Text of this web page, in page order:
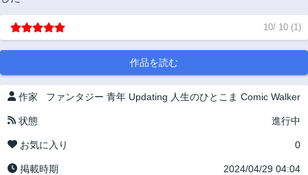
10/ 10 (1)
作品を読む
作家 ファンタジー 青年 Updating 人生のひとこま Comic Walker
状態 進行中
お気に入り 0
掲載時期 2024/04/29 04:04